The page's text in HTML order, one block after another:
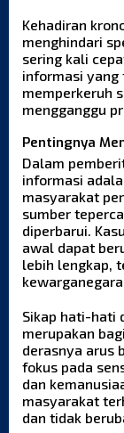
Kehadiran
menghindari
sering kali
informasi
memperkeruh
mengganggu
Pentingnya
Dalam
informasi
masyarakat
sumber
diperbarui.
awal dapat
lebih lengkap,
Sikap hati-hati
merupakan
derasnya arus
fokus pada
dan
masyarakat
dan tidak